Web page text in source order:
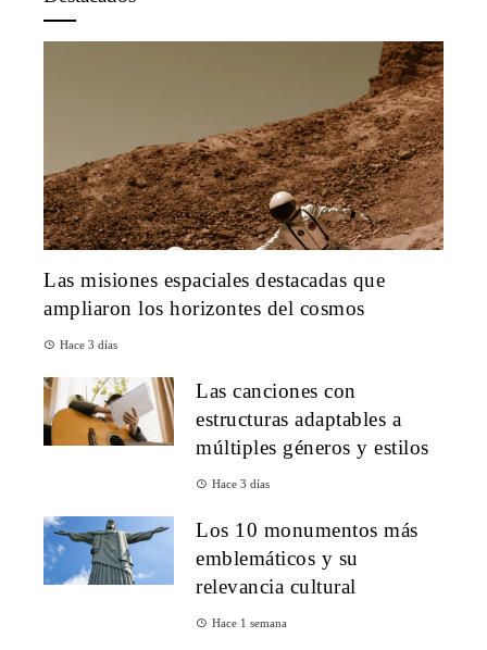
Las misiones espaciales destacadas que
ampliaron los horizontes del cosmos
Hace 3 días
Las canciones con
estructuras adaptables a
múltiples géneros y estilos
Hace 3 días
Los 10 monumentos más
emblemáticos y su
relevancia cultural
Hace 1 semana